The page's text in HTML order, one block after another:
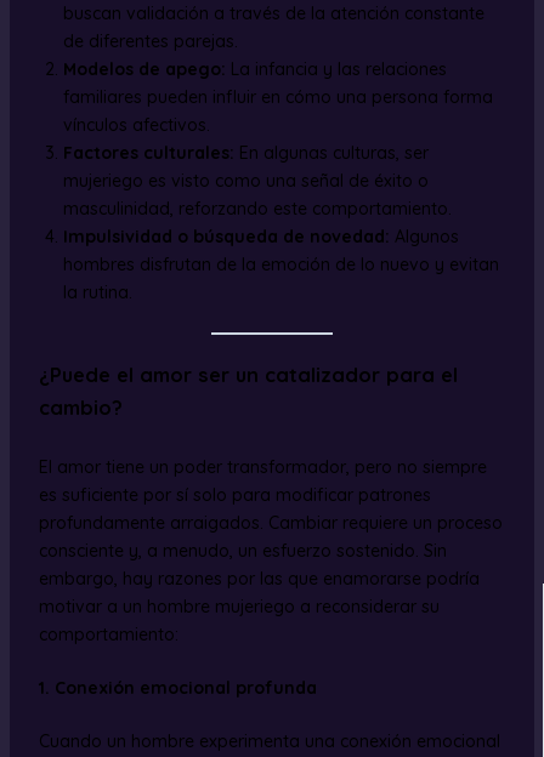
buscan validación a través de la atención constante
de diferentes parejas.
Modelos de apego: La infancia y las relaciones
familiares pueden influir en cómo una persona forma
vínculos afectivos.
Factores culturales: En algunas culturas, ser
mujeriego es visto como una señal de éxito o
masculinidad, reforzando este comportamiento.
Impulsividad o búsqueda de novedad: Algunos
hombres disfrutan de la emoción de lo nuevo y evitan
la rutina.
¿Puede el amor ser un catalizador para el
cambio?
El amor tiene un poder transformador, pero no siempre
es suficiente por sí solo para modificar patrones
profundamente arraigados. Cambiar requiere un proceso
consciente y, a menudo, un esfuerzo sostenido. Sin
embargo, hay razones por las que enamorarse podría
motivar a un hombre mujeriego a reconsiderar su
comportamiento:
1. Conexión emocional profunda
Cuando un hombre experimenta una conexión emocional